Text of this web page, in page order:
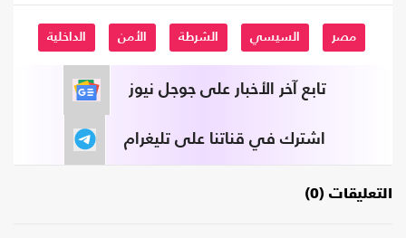
مصر السيسي الشرطة الأمن الداخلية
تابع آخر الأخبار على جوجل نيوز
اشترك في قناتنا على تليغرام
التعليقات (0)